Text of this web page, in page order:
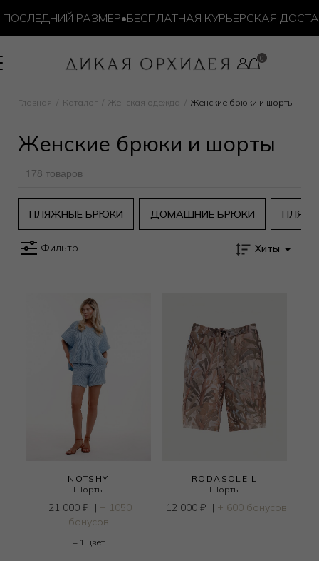
РАЗМЕР•БЕСПЛАТНАЯ КУРЬЕРСКАЯ
Главная Каталог Женская одежда Женские брюки и шорты
Женские брюки и шорты
178 товаров
ПЛЯЖНЫЕ БРЮКИ ДОМАШНИЕ БРЮКИ
Фильтр Хиты
NOTSHY
Шорты
21 000 ₽ | + 1050
бонусов
+ 1 цвет
RODASOLEIL
Шорты
12 000 ₽ | + 600 бонусов